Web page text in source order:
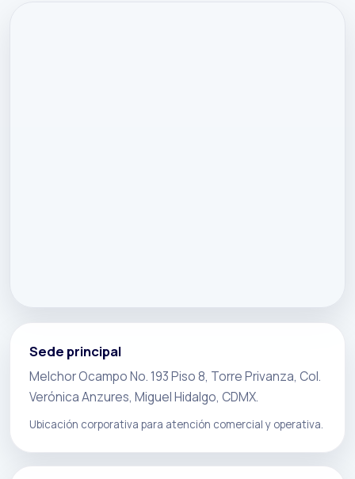
Sede principal
Melchor Ocampo No. 193 Piso 8, Torre Privanza, Col.
Verónica Anzures, Miguel Hidalgo, CDMX.
Ubicación corporativa para atención comercial y operativa.